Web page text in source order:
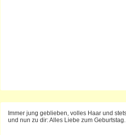
Immer jung geblieben, volles Haar und
und nun zu dir: Alles Liebe zum Geburtstag.